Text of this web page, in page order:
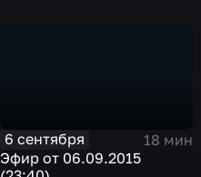
6 сентября
18 мин
Эфир от 06.09.2015